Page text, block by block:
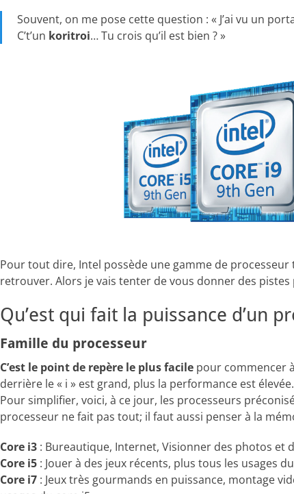
Souvent, on me pose cette question : « J’ai vu un
C’t’un koritroi… Tu crois qu’il est bien ? »
Pour tout dire, Intel possède une gamme de processeur
retrouver. Alors je vais tenter de vous donner des
Qu’est qui fait la puissance d’un
Famille du processeur
C’est le point de repère le plus facile pour commencer
derrière le « i » est grand, plus la performance est élevée.
Pour simplifier, voici, à ce jour, les processeurs
processeur ne fait pas tout; il faut aussi penser à la
Core i3 : Bureautique, Internet, Visionner des photos et
Core i5 : Jouer à des jeux récents, plus tous les usages
Core i7 : Jeux très gourmands en puissance, montage